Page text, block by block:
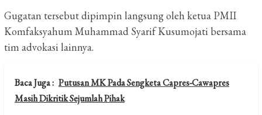
Gugatan tersebut dipimpin langsung oleh ketua PMII
Komfaksyahum Muhammad Syarif Kusumojati bersama
tim advokasi lainnya.
Baca Juga : Putusan MK Pada Sengketa Capres-Cawapres
Masih Dikritik Sejumlah Pihak